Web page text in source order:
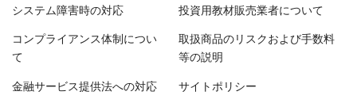
システム障害時の対応 投資用教材販売業者について
コンプライアンス体制につい
て
取扱商品のリスクおよび手数料
等の説明
金融サービス提供法への対応 サイトポリシー